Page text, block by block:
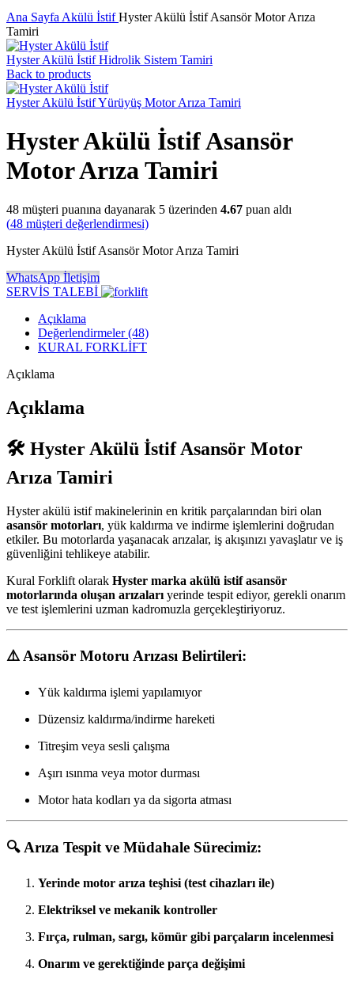
Ana Sayfa Akülü İstifHyster Akülü İstif Asansör Motor Arıza
Tamiri
Hyster Akülü İstif Hidrolik Sistem Tamiri
Back to products
Hyster Akülü İstif Yürüyüş Motor Arıza Tamiri
Hyster Akülü İstif Asansör
Motor Arıza Tamiri
48 müşteri puanına dayanarak 5 üzerinden 4.67 puan aldı
(48 müşteri değerlendirmesi)
Hyster Akülü İstif Asansör Motor Arıza Tamiri
WhatsApp İletişim
SERVİS TALEBİ
Açıklama
Değerlendirmeler (48)
KURAL FORKLİFT
Açıklama
Açıklama
🛠 Hyster Akülü İstif Asansör Motor
Arıza Tamiri
Hyster akülü istif makinelerinin en kritik parçalarından biri olan
asansör motorları, yük kaldırma ve indirme işlemlerini doğrudan
etkiler. Bu motorlarda yaşanacak arızalar, iş akışınızı yavaşlatır ve iş
güvenliğini tehlikeye atabilir.
Kural Forklift olarak Hyster marka akülü istif asansör
motorlarında oluşan arızaları yerinde tespit ediyor, gerekli onarım
ve test işlemlerini uzman kadromuzla gerçekleştiriyoruz.
⚠️ Asansör Motoru Arızası Belirtileri:
Yük kaldırma işlemi yapılamıyor
Düzensiz kaldırma/indirme hareketi
Titreşim veya sesli çalışma
Aşırı ısınma veya motor durması
Motor hata kodları ya da sigorta atması
🔍 Arıza Tespit ve Müdahale Sürecimiz:
Yerinde motor arıza teşhisi (test cihazları ile)
Elektriksel ve mekanik kontroller
Fırça, rulman, sargı, kömür gibi parçaların incelenmesi
Onarım ve gerektiğinde parça değişimi